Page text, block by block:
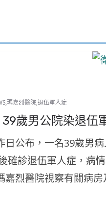
,瑪嘉烈醫院,退伍軍人症
39歲男公院染退伍
日公布，一名39歲男
確診退伍軍人症，病
嘉烈醫院視察有關病